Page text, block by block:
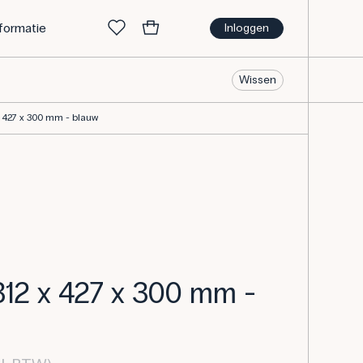
Inloggen
Wissen
x 300 mm - blauw
x 427 x 300 mm -